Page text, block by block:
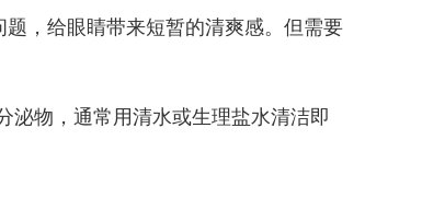
，给眼睛带来短暂的清爽感。但需要
泌物，通常用清水或生理盐水清洁即